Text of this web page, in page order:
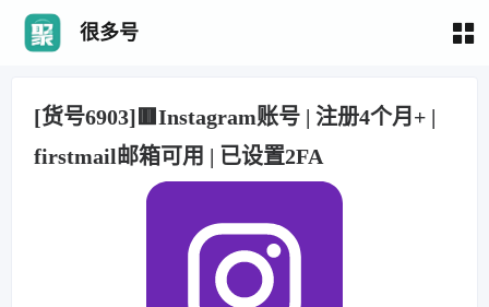
很多号
[货号6903]🟥Instagram账号 | 注册4个月+ |
firstmail邮箱可用 | 已设置2FA